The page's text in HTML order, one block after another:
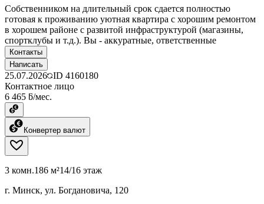
Собственником на длительный срок сдается полностью
готовая к проживанию уютная квартира с хорошим ремонтом
в хорошем районе с развитой инфраструктурой (магазины,
спортклубы и т.д.). Вы - аккуратные, ответственные
Контакты
Написать
25.07.2026 ID 4160180
Контактное лицо
6 465 ƃ/мес.
Конвертер валют
3 комн.186 м²14/16 этаж
г. Минск, ул. Богдановича, 120